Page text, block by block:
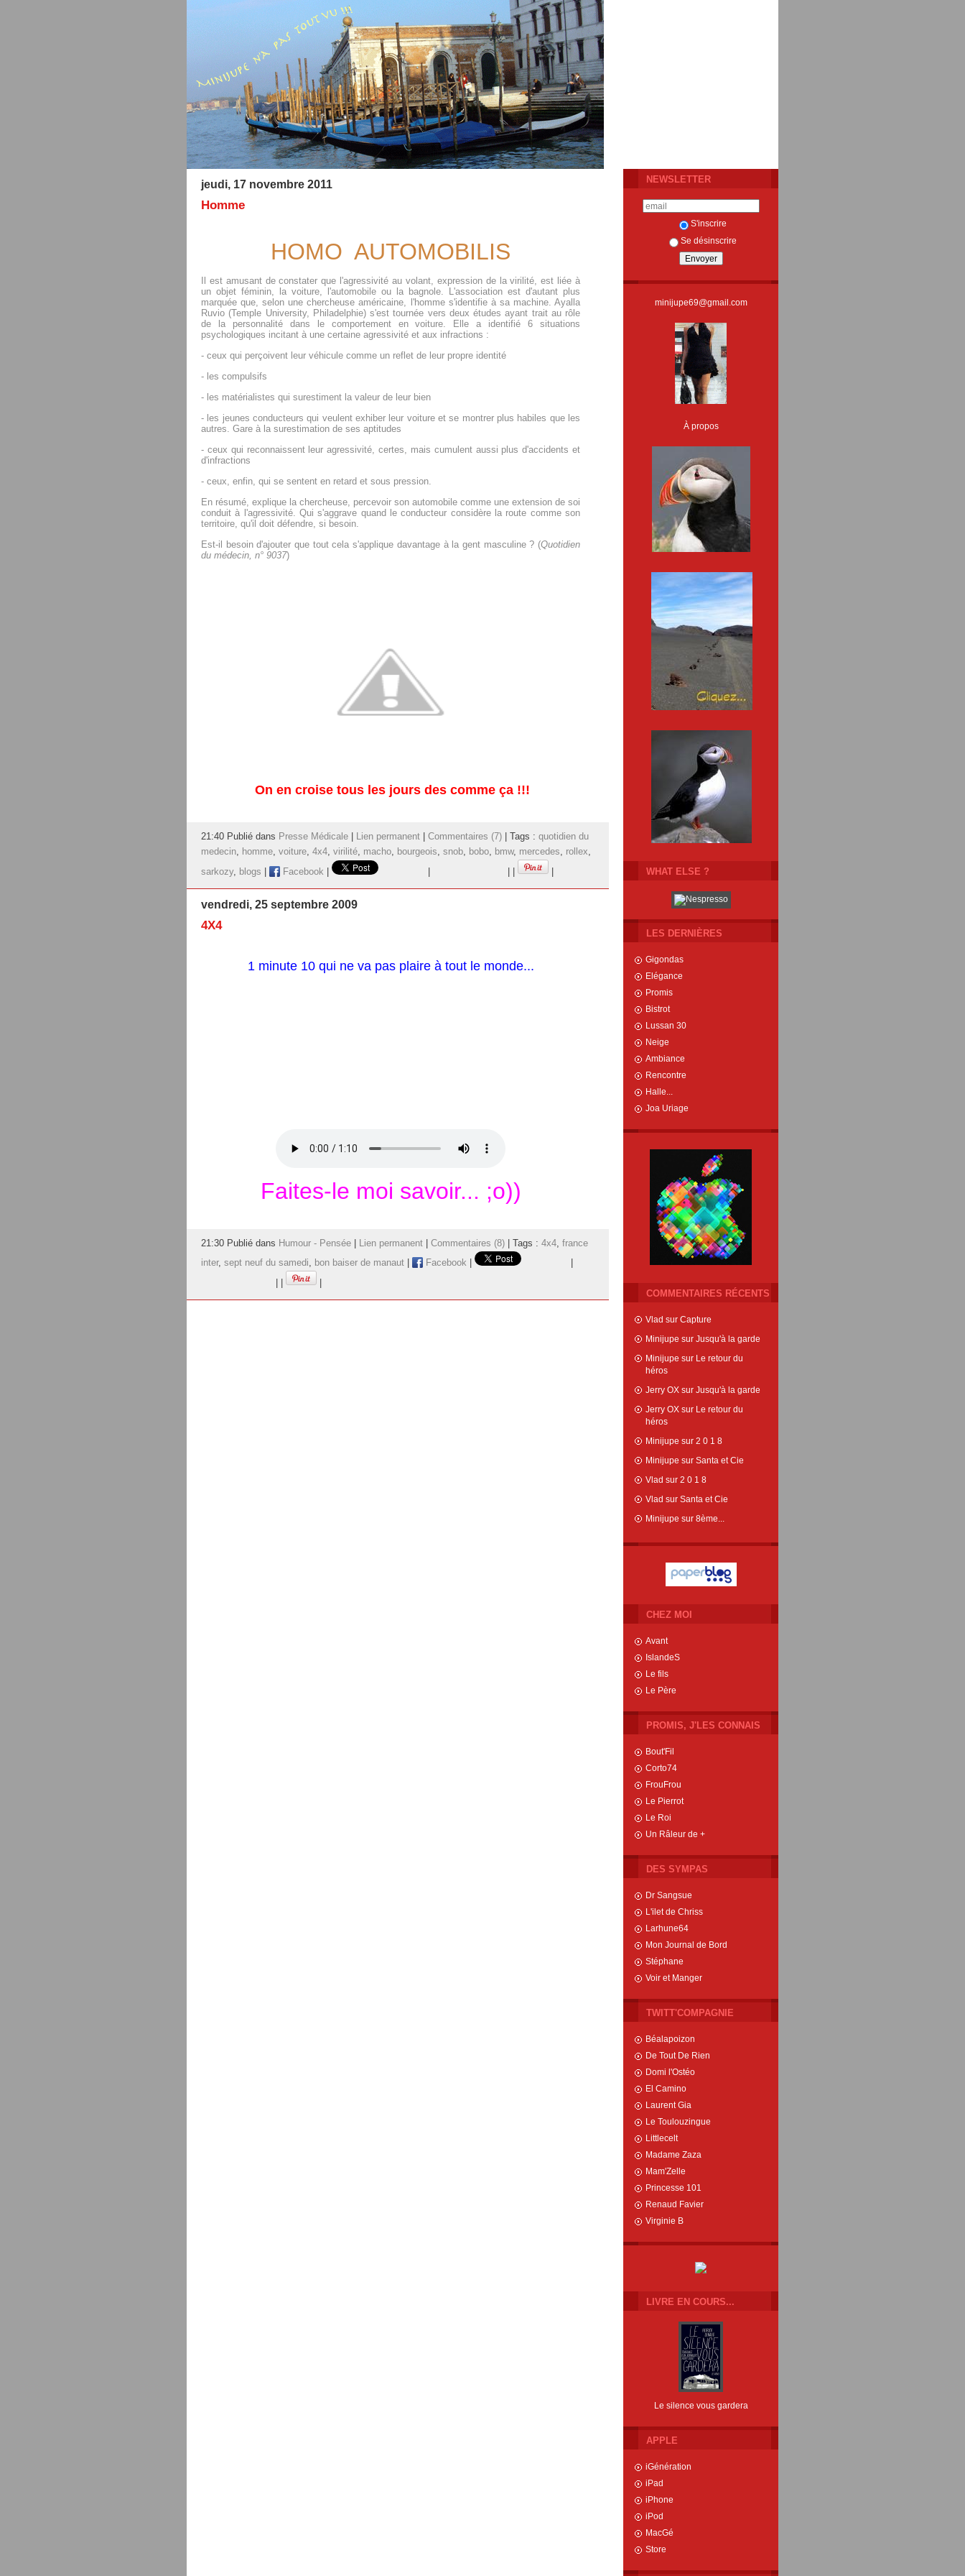
NEWSLETTER
S'inscrire
Se désinscrire
minijupe69@gmail.com
À propos
WHAT ELSE ?
LES DERNIÈRES
Gigondas
Elégance
Promis
Bistrot
Lussan 30
Neige
Ambiance
Rencontre
Halle...
Joa Uriage
COMMENTAIRES RÉCENTS
Vlad sur Capture
Minijupe sur Jusqu'à la garde
Minijupe sur Le retour du
héros
Jerry OX sur Jusqu'à la garde
Jerry OX sur Le retour du
héros
Minijupe sur 2 0 1 8
Minijupe sur Santa et Cie
Vlad sur 2 0 1 8
Vlad sur Santa et Cie
Minijupe sur 8ème...
CHEZ MOI
Avant
IslandeS
Le fils
Le Père
PROMIS, J'LES CONNAIS
Bout'Fil
Corto74
FrouFrou
Le Pierrot
Le Roi
Un Râleur de +
DES SYMPAS
Dr Sangsue
L'ilet de Chriss
Larhune64
Mon Journal de Bord
Stéphane
Voir et Manger
TWITT'COMPAGNIE
Béalapoizon
De Tout De Rien
Domi l'Ostéo
El Camino
Laurent Gia
Le Toulouzingue
Littlecelt
Madame Zaza
Mam'Zelle
Princesse 101
Renaud Favier
Virginie B
LIVRE EN COURS...
Le silence vous gardera
APPLE
iGénération
iPad
iPhone
iPod
MacGé
Store
jeudi, 17 novembre 2011
Homme
HOMO AUTOMOBILIS
Il est amusant de constater que l'agressivité au volant, expression de la virilité, est liée à
un objet féminin, la voiture, l'automobile ou la bagnole. L'association est d'autant plus
marquée que, selon une chercheuse américaine, l'homme s'identifie à sa machine. Ayalla
Ruvio (Temple University, Philadelphie) s'est tournée vers deux études ayant trait au rôle
de la personnalité dans le comportement en voiture. Elle a identifié 6 situations
psychologiques incitant à une certaine agressivité et aux infractions :
- ceux qui perçoivent leur véhicule comme un reflet de leur propre identité
- les compulsifs
- les matérialistes qui surestiment la valeur de leur bien
- les jeunes conducteurs qui veulent exhiber leur voiture et se montrer plus habiles que les
autres. Gare à la surestimation de ses aptitudes
- ceux qui reconnaissent leur agressivité, certes, mais cumulent aussi plus d'accidents et
d'infractions
- ceux, enfin, qui se sentent en retard et sous pression.
En résumé, explique la chercheuse, percevoir son automobile comme une extension de soi
conduit à l'agressivité. Qui s'aggrave quand le conducteur considère la route comme son
territoire, qu'il doit défendre, si besoin.
Est-il besoin d'ajouter que tout cela s'applique davantage à la gent masculine ? (Quotidien
du médecin, n° 9037)
On en croise tous les jours des comme ça !!!
21:40 Publié dans Presse Médicale Lien permanent Commentaires (7) | Tags : quotidien du
medecin, homme, voiture, 4x4, virilité, macho, bourgeois, snob, bobo, bmw, mercedes, rollex,
sarkozy, blogs Facebook
vendredi, 25 septembre 2009
4X4
1 minute 10 qui ne va pas plaire à tout le monde...
Faites-le moi savoir... ;o))
21:30 Publié dans Humour - Pensée Lien permanent Commentaires (8) | Tags : 4x4, france
inter, sept neuf du samedi, bon baiser de manaut Facebook